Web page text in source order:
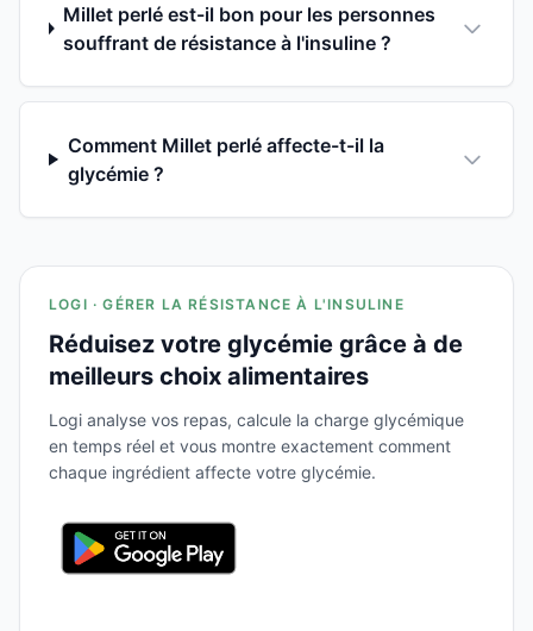
Millet perlé est-il bon pour les personnes
souffrant de résistance à l'insuline ?
Comment Millet perlé affecte-t-il la
glycémie ?
LOGI · GÉRER LA RÉSISTANCE À L'INSULINE
Réduisez votre glycémie grâce à de
meilleurs choix alimentaires
Logi analyse vos repas, calcule la charge glycémique
en temps réel et vous montre exactement comment
chaque ingrédient affecte votre glycémie.